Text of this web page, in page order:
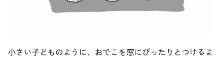
小さい子どものように、おでこを窓にぴったりとつけるよ